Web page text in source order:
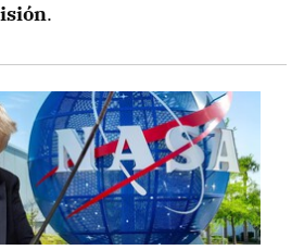
.